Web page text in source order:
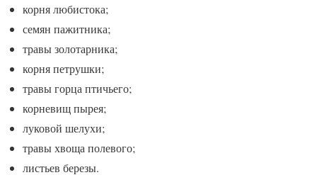
корня любистока;
семян пажитника;
травы золотарника;
корня петрушки;
травы горца птичьего;
корневищ пырея;
луковой шелухи;
травы хвоща полевого;
листьев березы.